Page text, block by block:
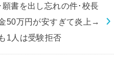
願書を出し忘れの件･校長
50万円が安すぎて炎上→
1人は受験拒否